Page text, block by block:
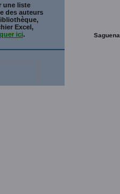
une liste
des auteurs
Excel,
ici.